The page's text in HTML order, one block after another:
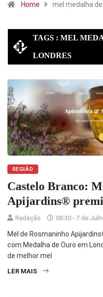
Home mel medalha
TAGS : MEL
LONDRES
REGIÃO
Castelo Branco:
Apijardins®
Redação 08:30 - 7 de
Mel de Rosmaninho
com Medalha de Ouro em
de melhor mel
LER MAIS